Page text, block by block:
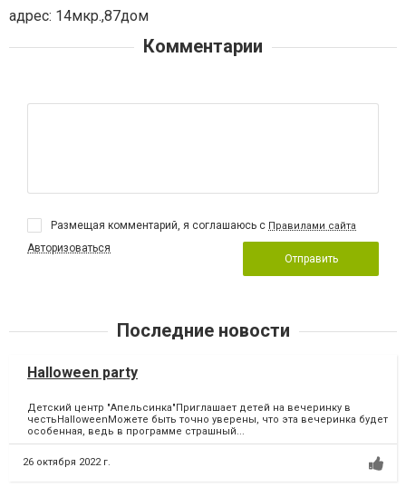
адрес: 14мкр.,87дом
Комментарии
Размещая комментарий, я соглашаюсь с Правилами сайта
Авторизоваться
Отправить
Последние новости
Halloween party
Детский центр "Апельсинка"Приглашает детей на вечеринку в
честьHalloweenМожете быть точно уверены, что эта вечеринка будет
особенная, ведь в программе страшный...
26 октября 2022 г.